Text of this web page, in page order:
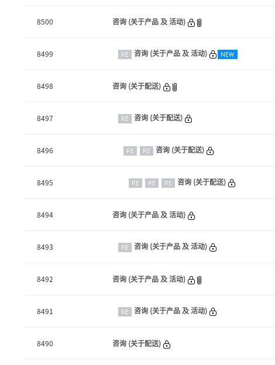
8500 咨询 (关于产品 及 活动)
8499 咨询 (关于产品 及 活动)
8498 咨询 (关于配送)
8497 咨询 (关于配送)
8496 咨询 (关于配送)
8495 咨询 (关于配送)
8494 咨询 (关于产品 及 活动)
8493 咨询 (关于产品 及 活动)
8492 咨询 (关于产品 及 活动)
8491 咨询 (关于产品 及 活动)
8490 咨询 (关于配送)